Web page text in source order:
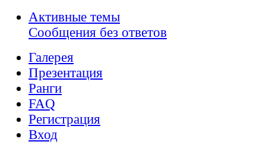
Активные темы
Сообщения без ответов
Галерея
Презентация
Ранги
FAQ
Регистрация
Вход